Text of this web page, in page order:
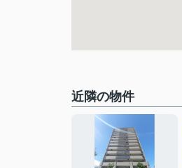
近隣の物件